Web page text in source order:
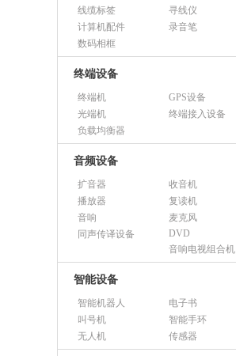
线缆标签
寻线仪
计算机配件
录音笔
数码相框
终端设备
终端机
GPS设备
光端机
终端接入设备
负载均衡器
音频设备
扩音器
收音机
播放器
复读机
音响
麦克风
同声传译设备
DVD
音响电视组合机
智能设备
智能机器人
电子书
叫号机
智能手环
无人机
传感器